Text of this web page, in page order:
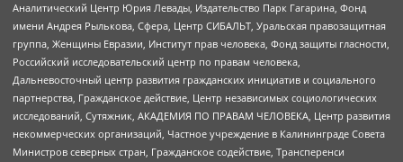
Аналитический Центр Юрия Левады, Издательство Парк Гагарина, Фонд
имени Андрея Рылькова, Сфера, Центр СИБАЛЬТ, Уральская правозащитная
группа, Женщины Евразии, Институт прав человека, Фонд защиты гласности,
Российский исследовательский центр по правам человека,
Дальневосточный центр развития гражданских инициатив и социального
партнерства, Гражданское действие, Центр независимых социологических
исследований, Сутяжник, АКАДЕМИЯ ПО ПРАВАМ ЧЕЛОВЕКА, Центр развития
некоммерческих организаций, Частное учреждение в Калининграде Совета
Министров северных стран, Гражданское содействие, Трансперенси